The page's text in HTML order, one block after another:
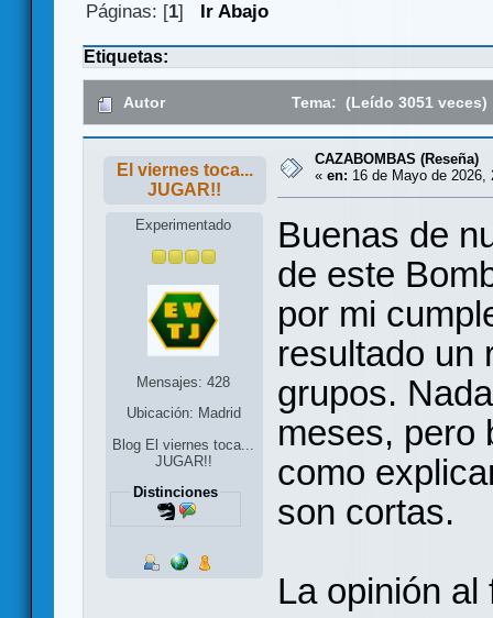
Páginas: [1] Ir Abajo
Etiquetas:
Autor Tema: (Leído 3051 veces)
El viernes toca...
JUGAR!!
Experimentado
Mensajes: 428
Ubicación: Madrid
Blog El viernes toca...
JUGAR!!
Distinciones
CAZABOMBAS (Reseña)
« en: 16 de Mayo de 2026,
Buenas de
de este
por mi
resultado un
grupos.
meses, pero
como
son cortas.
La opinión